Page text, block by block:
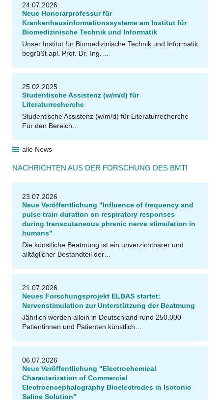
24.07.2026
Neue Honorarprofessur für
Krankenhausinformationssysteme am Institut für
Biomedizinische Technik und Informatik
Unser Institut für Biomedizinische Technik und Informatik
begrüßt apl. Prof. Dr.-Ing.…
N
u
t
h
a
w
u
t
S
o
m
s
u
k
/i
S
t
o
ck
25.02.2025
Studentische Assistenz (w/m/d) für
Literaturrecherche
Studentische Assistenz (w/m/d) für Literaturrecherche
Für den Bereich…
alle News
NACHRICHTEN AUS DER FORSCHUNG DES BMTI
23.07.2026
Neue Veröffentlichung "Influence of frequency and
pulse train duration on respiratory responses
during transcutaneous phrenic nerve stimulation in
humans"
Die künstliche Beatmung ist ein unverzichtbarer und
alltäglicher Bestandteil der…
21.07.2026
Neues Forschungsprojekt ELBAS startet:
Nervenstimulation zur Unterstützung der Beatmung
Jährlich werden allein in Deutschland rund 250.000
Patientinnen und Patienten künstlich…
06.07.2026
Neue Veröffentlichung "Electrochemical
Characterization of Commercial
Electroencephalography Bioelectrodes in Isotonic
Saline Solution"